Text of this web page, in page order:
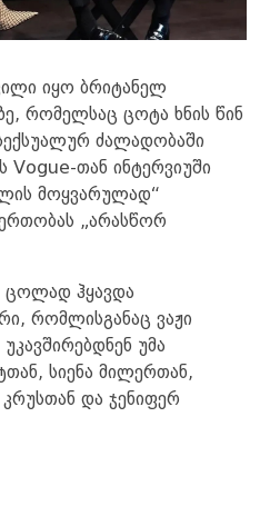
იყო ბრიტანელ
რომელსაც ცოტა ხნის წინ
ძალადობაში
თან ინტერვიუში
მოყვარულად“
„არასწორ
ცოლად ჰყავდა
რომლისგანაც ვაჟი
უმა
სიენა მილერთან,
და ჯენიფერ